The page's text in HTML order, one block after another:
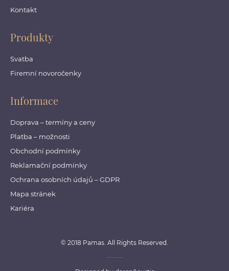
Kontakt
Produkty
Svatba
Firemní novoročenky
Informace
Doprava – termíny a ceny
Platba – možnosti
Obchodní podmínky
Reklamační podmínky
Ochrana osobních údajů – GDPR
Mapa stránek
Kariéra
© 2018 Pamas. All Rights Reserved.